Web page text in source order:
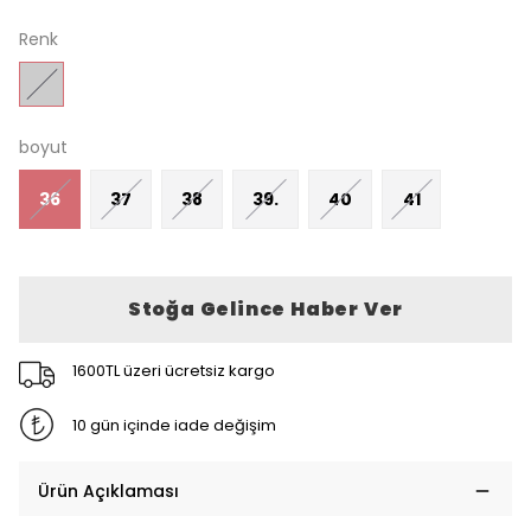
Renk
boyut
36 37 38 39. 40 41
Stoğa Gelince Haber Ver
1600TL üzeri ücretsiz kargo
10 gün içinde iade değişim
Ürün Açıklaması